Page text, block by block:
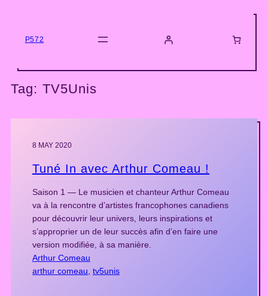
contentP572
Tag: TV5Unis
8 MAY 2020
Tuné In avec Arthur Comeau !
Saison 1 — Le musicien et chanteur Arthur Comeau
va à la rencontre d’artistes francophones canadiens
pour découvrir leur univers, leurs inspirations et
s’approprier un de leur succès afin d’en faire une
version modifiée, à sa manière.
Arthur Comeau
arthur comeau, tv5unis